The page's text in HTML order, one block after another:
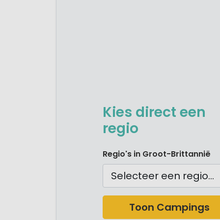
Kies direct een
regio
Camping Noord Engeland
Camping Schotland
Camping Wales
Camping Zuid Engeland
Regio's in Groot-Brittannië
Toon Campings